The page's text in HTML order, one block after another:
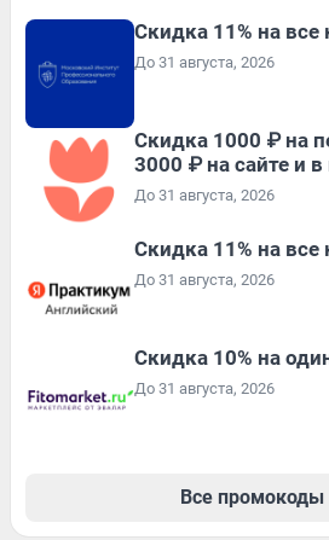
Скидка 11% на все
До 31 августа, 2026
Скидка 1000 ₽ на
3000 ₽ на сайте и
До 31 августа, 2026
Скидка 11% на все
До 31 августа, 2026
Скидка 10% на
До 31 августа, 2026
Все промокоды